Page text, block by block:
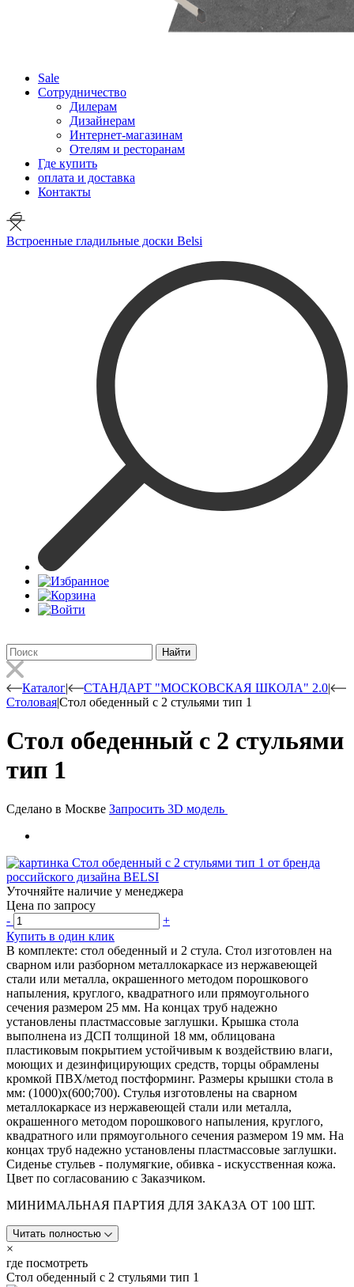
Sale
Сотрудничество
Дилерам
Дизайнерам
Интернет-магазинам
Отелям и ресторанам
Где купить
оплата и доставка
Контакты
Встроенные гладильные доски Belsi
Найти
Каталог| СТАНДАРТ "МОСКОВСКАЯ ШКОЛА" 2.0|
Столовая|Стол обеденный с 2 стульями тип 1
Стол обеденный с 2 стульями
тип 1
Сделано в Москве Запросить 3D модель
Уточняйте наличие у менеджера
Цена по запросу
-
+
Купить в один клик
В комплекте: стол обеденный и 2 стула. Стол изготовлен на
сварном или разборном металлокаркасе из нержавеющей
стали или металла, окрашенного методом порошкового
напыления, круглого, квадратного или прямоугольного
сечения размером 25 мм. На концах труб надежно
установлены пластмассовые заглушки. Крышка стола
выполнена из ДСП толщиной 18 мм, облицована
пластиковым покрытием устойчивым к воздействию влаги,
моющих и дезинфицирующих средств, торцы обрамлены
кромкой ПВХ/метод постформинг. Размеры крышки стола в
мм: (1000)х(600;700). Стулья изготовлены на сварном
металлокаркасе из нержавеющей стали или металла,
окрашенного методом порошкового напыления, круглого,
квадратного или прямоугольного сечения размером 19 мм. На
концах труб надежно установлены пластмассовые заглушки.
Сиденье стульев - полумягкие, обивка - искусственная кожа.
Цвет по согласованию с Заказчиком.
МИНИМАЛЬНАЯ ПАРТИЯ ДЛЯ ЗАКАЗА ОТ 100 ШТ.
Читать полностью
×
где посмотреть
Стол обеденный с 2 стульями тип 1